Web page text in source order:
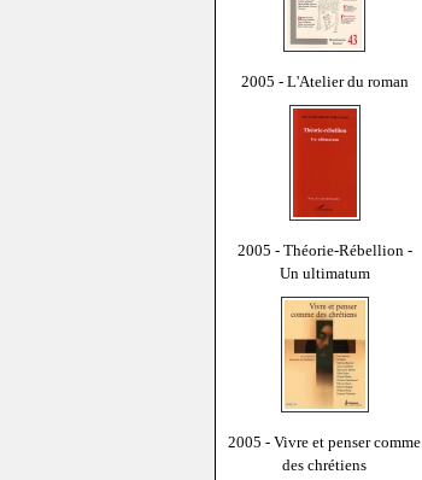
2005 - L'Atelier du roman
2005 - Théorie-Rébellion -
Un ultimatum
2005 - Vivre et penser comme
des chrétiens